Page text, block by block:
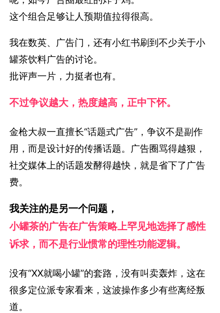
这个组合足够让人预期值拉得很高。
我在数英、广告门，还有小红书刷到不少关于小
罐茶饮料广告的讨论。
批评声一片，力挺者也有。
不过争议越大，热度越高，正中下怀。
金枪大叔一直擅长“话题式广告”，争议不是副作
用，而是设计好的传播话题。广告圈骂得越狠，
社交媒体上的话题发酵得越快，就是省下了广告
费。
我关注的是另一个问题，
小罐茶的广告在广告策略上罕见地选择了感性
诉求，而不是行业惯常的理性功能逻辑。
没有“XX就喝小罐”的套路，没有叫卖轰炸，这在
很多定位派专家看来，这波操作多少有些离经叛
道。